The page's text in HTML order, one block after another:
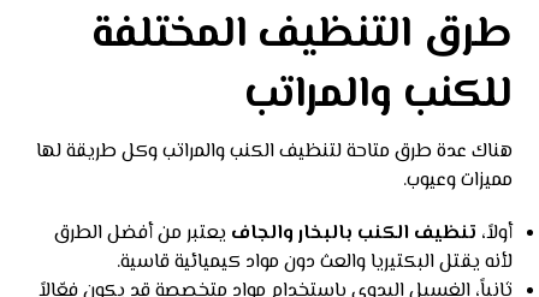
طرق التنظيف المختلفة
للكنب والمراتب
هناك عدة طرق متاحة لتنظيف الكنب والمراتب وكل طريقة لها
مميزات وعيوب.
أولاً، تنظيف الكنب بالبخار والجاف يعتبر من أفضل الطرق
لأنه يقتل البكتيريا والعث دون مواد كيميائية قاسية.